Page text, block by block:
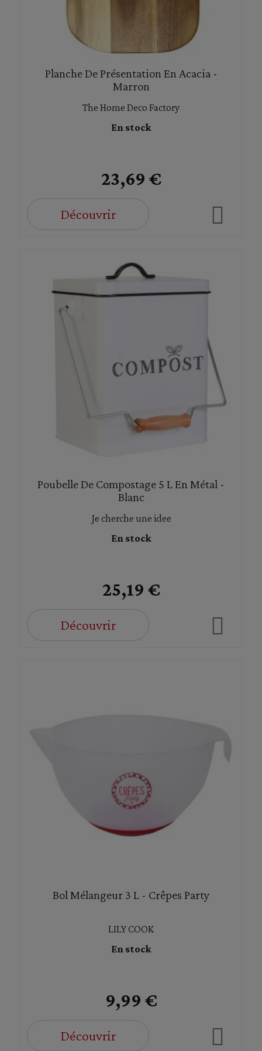
Planche De Présentation En Acacia -
Marron
The Home Deco Factory
En stock
23,69 €
Découvrir
Poubelle De Compostage 5 L En Métal -
Blanc
Je cherche une idee
En stock
25,19 €
Découvrir
Bol Mélangeur 3 L - Crêpes Party
LILY COOK
En stock
9,99 €
Découvrir